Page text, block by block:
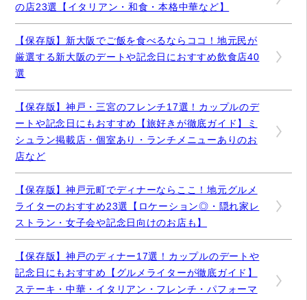
の店23選【イタリアン・和食・本格中華など】
【保存版】新大阪でご飯を食べるならココ！地元民が
厳選する新大阪のデートや記念日におすすめ飲食店40
選
【保存版】神戸・三宮のフレンチ17選！カップルのデ
ートや記念日にもおすすめ【旅好きが徹底ガイド】ミ
シュラン掲載店・個室あり・ランチメニューありのお
店など
【保存版】神戸元町でディナーならここ！地元グルメ
ライターのおすすめ23選【ロケーション◎・隠れ家レ
ストラン・女子会や記念日向けのお店も】
【保存版】神戸のディナー17選！カップルのデートや
記念日にもおすすめ【グルメライターが徹底ガイド】
ステーキ・中華・イタリアン・フレンチ・パフォーマ